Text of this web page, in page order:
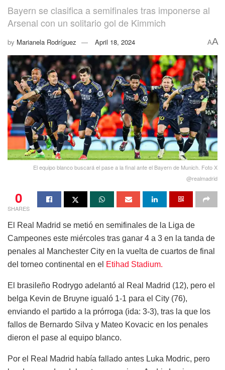
Bayern se clasifica a semifinales tras imponerse al
Arsenal con un solitario gol de Kimmich
by Marianela Rodríguez April 18, 2024 AA
El equipo blanco buscará el pase a la final ante el Bayern de Munich. Foto X
@realmadrid
0
SHARES
El Real Madrid se metió en semifinales de la Liga de
Campeones este miércoles tras ganar 4 a 3 en la tanda de
penales al Manchester City en la vuelta de cuartos de final
del torneo continental en el Etihad Stadium.
El brasileño Rodrygo adelantó al Real Madrid (12), pero el
belga Kevin de Bruyne igualó 1-1 para el City (76),
enviando el partido a la prórroga (ida: 3-3), tras la que los
fallos de Bernardo Silva y Mateo Kovacic en los penales
dieron el pase al equipo blanco.
Por el Real Madrid había fallado antes Luka Modric, pero